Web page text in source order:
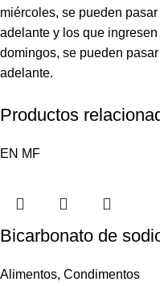
miércoles, se pueden
adelante y los que
domingos, se pueden
adelante.
Productos
EN MF
Bicarbonato de
Alimentos, Condimentos